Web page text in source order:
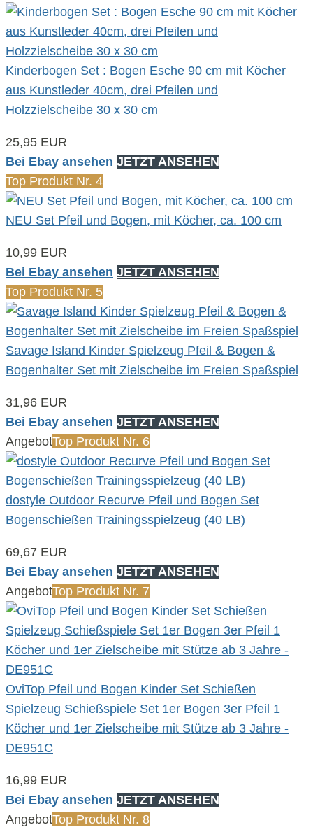
Kinderbogen Set : Bogen Esche 90 cm mit Köcher
aus Kunstleder 40cm, drei Pfeilen und
Holzzielscheibe 30 x 30 cm
25,95 EUR
Bei Ebay ansehen JETZT ANSEHEN
Top Produkt Nr. 4
NEU Set Pfeil und Bogen, mit Köcher, ca. 100 cm
10,99 EUR
Bei Ebay ansehen JETZT ANSEHEN
Top Produkt Nr. 5
Savage Island Kinder Spielzeug Pfeil & Bogen &
Bogenhalter Set mit Zielscheibe im Freien Spaßspiel
31,96 EUR
Bei Ebay ansehen JETZT ANSEHEN
AngebotTop Produkt Nr. 6
dostyle Outdoor Recurve Pfeil und Bogen Set
Bogenschießen Trainingsspielzeug (40 LB)
69,67 EUR
Bei Ebay ansehen JETZT ANSEHEN
AngebotTop Produkt Nr. 7
OviTop Pfeil und Bogen Kinder Set Schießen
Spielzeug Schießspiele Set 1er Bogen 3er Pfeil 1
Köcher und 1er Zielscheibe mit Stütze ab 3 Jahre -
DE951C
16,99 EUR
Bei Ebay ansehen JETZT ANSEHEN
AngebotTop Produkt Nr. 8